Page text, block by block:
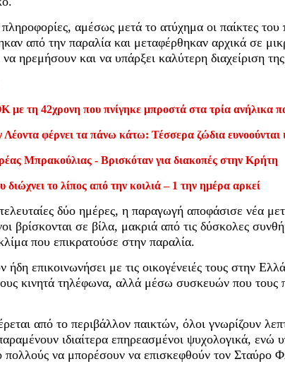
αμέσως μετά το ατύχημα οι παίκτες του
από την παραλία και μεταφέρθηκαν αρχικά σε
ηρεμήσουν και να υπάρξει καλύτερη διαχείριση
με τη 42χρονη που πνίγηκε μπροστά στα τρία ανήλικα
φέρνει τα πάνω κάτω: Τέσσερα ζώδια ευνοούνται
Μπρακούλιας - Βρισκόταν για διακοπές στην Κρήτη
διώχνει το λίπος από την κοιλιά – 1 την ημέρα αρκεί
δύο ημέρες, η παραγωγή αποφάσισε νέα
βρίσκονται σε βίλα, μακριά από τις δύσκολες
που επικρατούσε στην παραλία.
ήδη επικοινωνήσει με τις οικογένειές τους στην
κινητά τηλέφωνα, αλλά μέσω συσκευών που τους
από το περιβάλλον παικτών, όλοι γνωρίζουν
ιδιαίτερα επηρεασμένοι ψυχολογικά, ενώ
πολλούς να μπορέσουν να επισκεφθούν τον Σταύρο